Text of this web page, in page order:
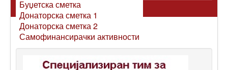
Буџетска сметка
Донаторска сметка 1
Донаторска сметка 2
Самофинансирачки активности